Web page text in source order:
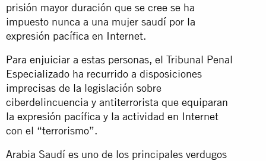
prisión mayor duración que se cree se ha
impuesto nunca a una mujer saudí por la
expresión pacífica en Internet.
Para enjuiciar a estas personas, el Tribunal Penal
Especializado ha recurrido a disposiciones
imprecisas de la legislación sobre
ciberdelincuencia y antiterrorista que equiparan
la expresión pacífica y la actividad en Internet
con el “terrorismo”.
Arabia Saudí es uno de los principales verdugos